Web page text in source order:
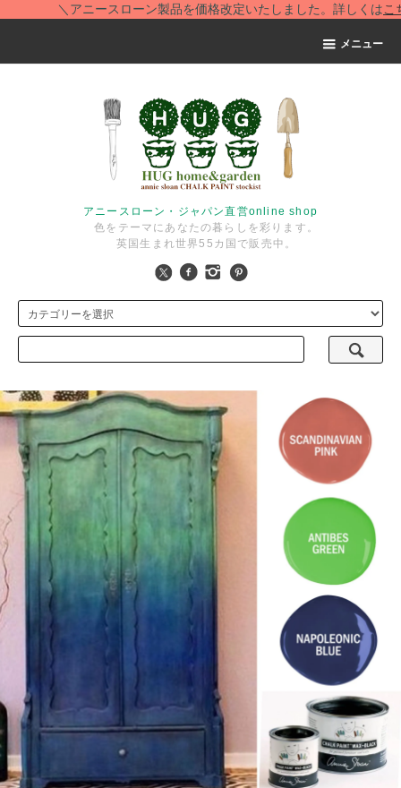
＼アニースローン製品を価格改定いたしました。詳しくは こちら
メニュー
アニースローン・ジャパン直営online shop
色をテーマにあなたの暮らしを彩ります。
英国生まれ世界55カ国で販売中。